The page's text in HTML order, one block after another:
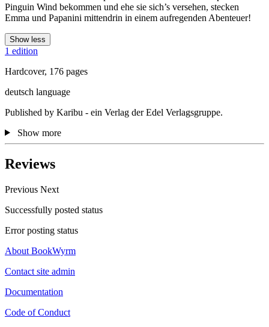
Pinguin Wind bekommen und ehe sie sich’s versehen, stecken
Emma und Papanini mittendrin in einem aufregenden Abenteuer!
Show less
1 edition
Hardcover, 176 pages
deutsch language
Published by Karibu - ein Verlag der Edel Verlagsgruppe.
Show more
Reviews
Previous Next
Successfully posted status
Error posting status
About BookWyrm
Contact site admin
Documentation
Code of Conduct